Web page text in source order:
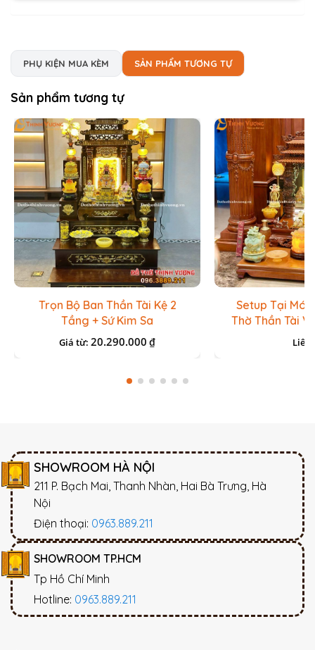
PHỤ KIỆN MUA KÈM SẢN PHẨM TƯƠNG TỰ
Sản phẩm tương tự
Trọn Bộ Ban Thần Tài Kệ 2
Tầng + Sứ Kim Sa
Giá từ:20.290.000 ₫
Setup Tại
Thờ Thần Tài
Lưu Ly
Liên
SHOWROOM HÀ NỘI
211 P. Bạch Mai, Thanh Nhàn, Hai Bà Trưng, Hà
Nội
Điện thoại: 0963.889.211
SHOWROOM TP.HCM
Tp Hồ Chí Minh
Hotline: 0963.889.211